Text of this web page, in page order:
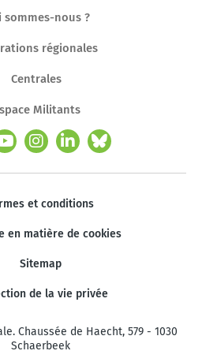
sommes-nous ?
régionales
Centrales
Militants
et conditions
en matière de cookies
Sitemap
de la vie privée
Chaussée de Haecht, 579 - 1030
Schaerbeek